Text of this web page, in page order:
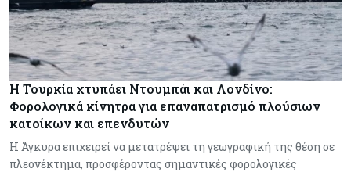
Η Τουρκία χτυπάει Ντουμπάι και Λονδίνο:
Φορολογικά κίνητρα για επαναπατρισμό πλούσιων
κατοίκων και επενδυτών
Η Άγκυρα επιχειρεί να μετατρέψει τη γεωγραφική της θέση σε
πλεονέκτημα, προσφέροντας σημαντικές φορολογικές